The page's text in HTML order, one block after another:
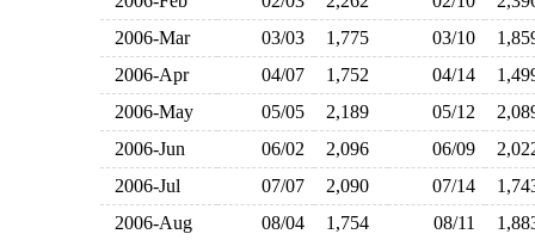
2006-Mar
03/03 1,775 03/10
2006-Apr
04/07 1,752 04/14
2006-May
05/05 2,189 05/12
2006-Jun
06/02 2,096 06/09
2006-Jul
07/07 2,090 07/14
2006-Aug
08/04 1,754 08/11